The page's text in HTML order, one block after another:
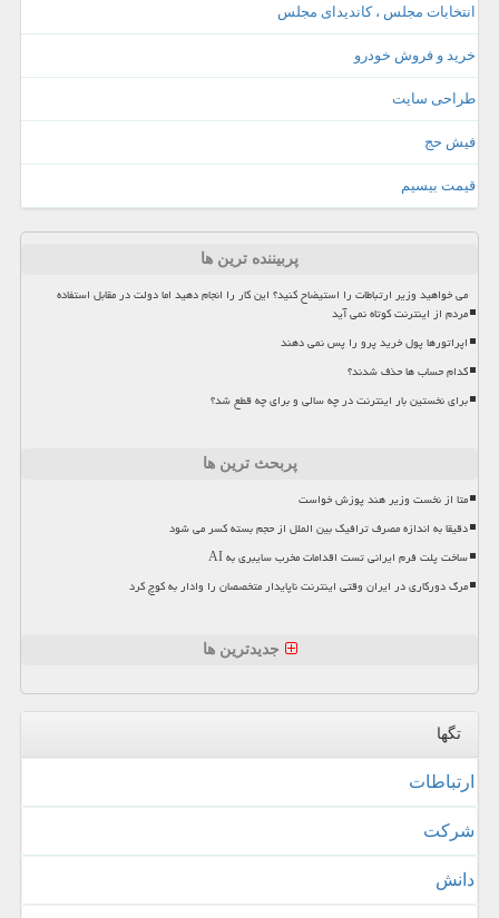
انتخابات مجلس ، کاندیدای مجلس
خرید و فروش خودرو
طراحی سایت
فیش حج
قیمت بیسیم
پربیننده ترین ها
می خواهید وزیر ارتباطات را استیضاح کنید؟ این کار را انجام دهید اما دولت در مقابل استفاده
مردم از اینترنت کوتاه نمی آید
اپراتورها پول خرید پرو را پس نمی دهند
کدام حساب ها حذف شدند؟
برای نخستین بار اینترنت در چه سالی و برای چه قطع شد؟
پربحث ترین ها
متا از نخست وزیر هند پوزش خواست
دقیقا به اندازه مصرف ترافیک بین الملل از حجم بسته کسر می شود
ساخت پلت فرم ایرانی تست اقدامات مخرب سایبری به AI
مرگ دورکاری در ایران وقتی اینترنت ناپایدار متخصصان را وادار به کوچ کرد
جدیدترین ها
تگها
ارتباطات
شركت
دانش